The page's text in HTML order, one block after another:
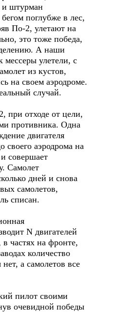
и штурман
поглубже в лес,
По-2, улетают на
это тоже победа,
А наши
мессеры улетели, с
из кустов,
на своем аэродроме.
случай.
при отходе от цели,
противника. Одна
двигателя
своего аэродрома на
совершает
Самолет
дней и снова
самолетов,
списан.
N двигателей
частях на фронте,
количество
а самолетов все
пилот своими
очевидной победы